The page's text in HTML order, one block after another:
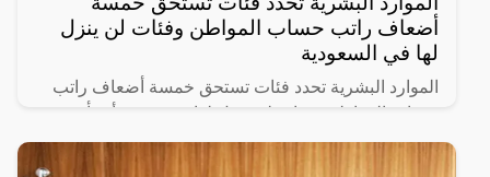
أضعاف راتب حساب المواطن وفئات لن ينزل
لها في السعودية
الموارد البشرية تحدد فئات تستحق خمسة أضعاف راتب
حساب المواطن وفئات لن ينزل لها دعم حيث أنشأت
الحكومة السعودية برنامج حساب المواطن لحماية الأسر
السعودية من